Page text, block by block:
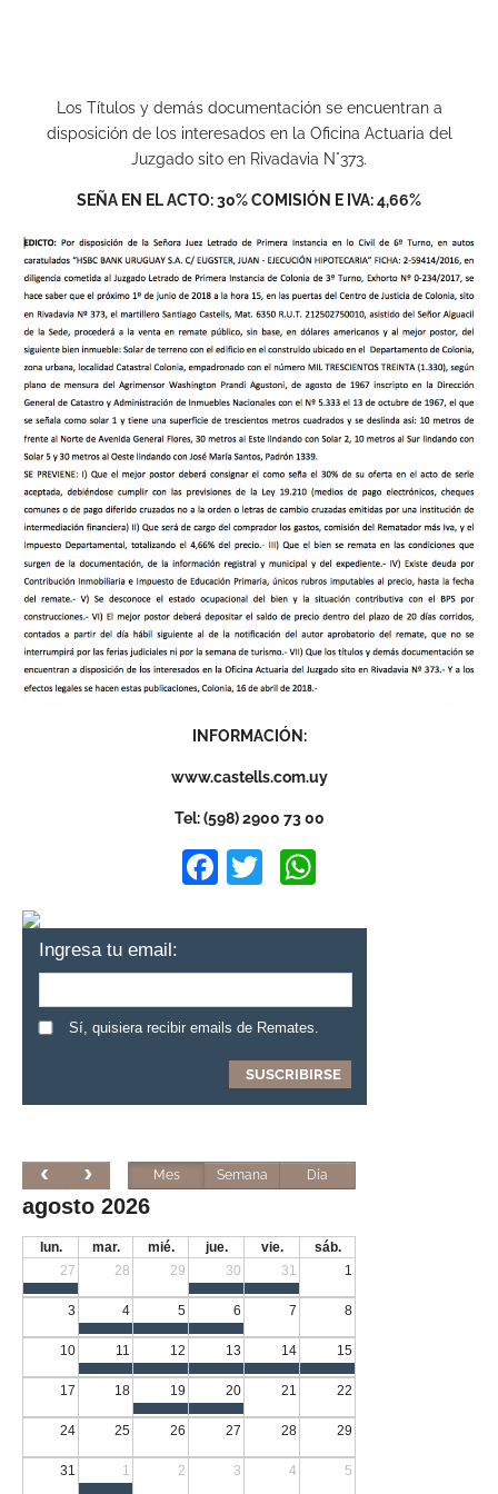
Los Títulos y demás documentación se encuentran a
disposición de los interesados en la Oficina Actuaria del
Juzgado sito en Rivadavia N°373.
SEÑA EN EL ACTO: 30% COMISIÓN E IVA: 4,66%
INFORMACIÓN:
www.castells.com.uy
Tel: (598) 2900 73 00
Facebook
Twitter
Ingresa tu email:
Sí, quisiera recibir emails de Remates.
Mes Semana Día
agosto 2026
lun. mar. mié. jue. vie.
sáb.
27
28 29 30 31 1
3 4 5 6 7 8
10 11 12 13 14 15
17 18 19 20 21 22
24 25 26 27 28 29
31 1 2 3 4 5